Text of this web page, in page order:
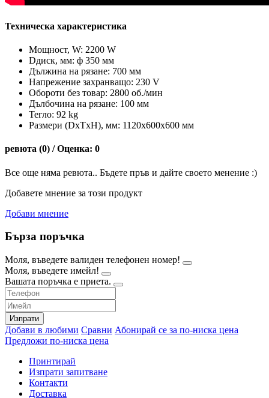
Техническа характеристика
Мощност, W: 2200 W
Dдиск, мм: ф 350 мм
Дължина на рязане: 700 мм
Напрежение захранващо: 230 V
Обороти без товар: 2800 об./мин
Дълбочина на рязане: 100 мм
Тегло: 92 kg
Размери (DxTxH), мм: 1120х600х600 мм
ревюта (0) / Оценка: 0
Все още няма ревюта.. Бъдете пръв и дайте своето менение :)
Добавете мнение за този продукт
Добави мнение
Бърза поръчка
Моля, въведете валиден телефонен номер!
Моля, въведете имейл!
Вашата поръчка е приета.
Изпрати
Добави в любими Сравни Абонирай се за по-ниска цена
Предложи по-ниска цена
Принтирай
Изпрати запитване
Контакти
Доставка